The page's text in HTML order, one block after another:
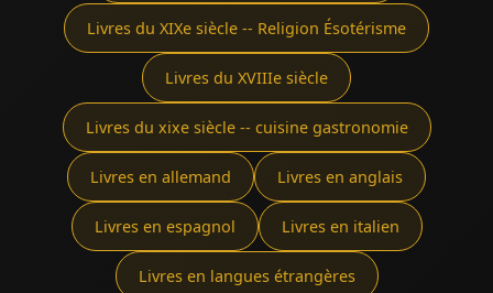
Livres du XIXe siècle -- Religion Ésotérisme
Livres du XVIIIe siècle
Livres du xixe siècle -- cuisine gastronomie
Livres en allemand Livres en anglais
Livres en espagnol Livres en italien
Livres en langues étrangères